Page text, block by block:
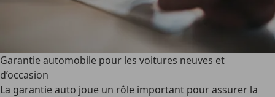
Garantie automobile pour les voitures neuves et
d’occasion
La garantie auto joue un rôle important pour assurer la